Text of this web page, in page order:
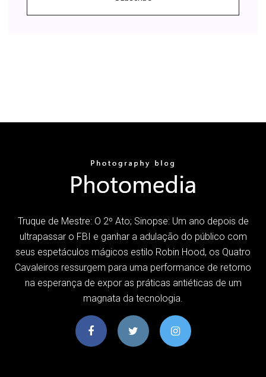
Truque de Mestre: O 2º Ato; Sinopse: Um ano depois de
ultrapassar o FBI e ganhar a adulação do público com
seus espetáculos mágicos estilo Robin Hood, os Quatro
Cavaleiros ressurgem para uma performance de retorno
na esperança de expor as práticas antiéticas de um
magnata da tecnologia.